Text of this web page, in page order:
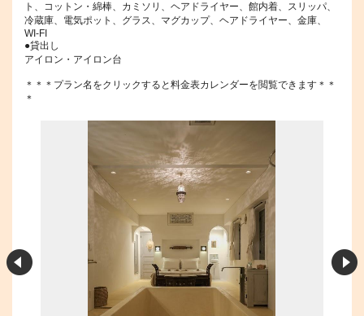
ト、コットン・綿棒、カミソリ、ヘアドライヤー、館内着、スリッパ、
冷蔵庫、電気ポット、グラス、マグカップ、ヘアドライヤー、金庫、
WI-FI
●貸出し
アイロン・アイロン台
＊＊＊プラン名をクリックすると料金表カレンダーを閲覧できます＊＊
＊